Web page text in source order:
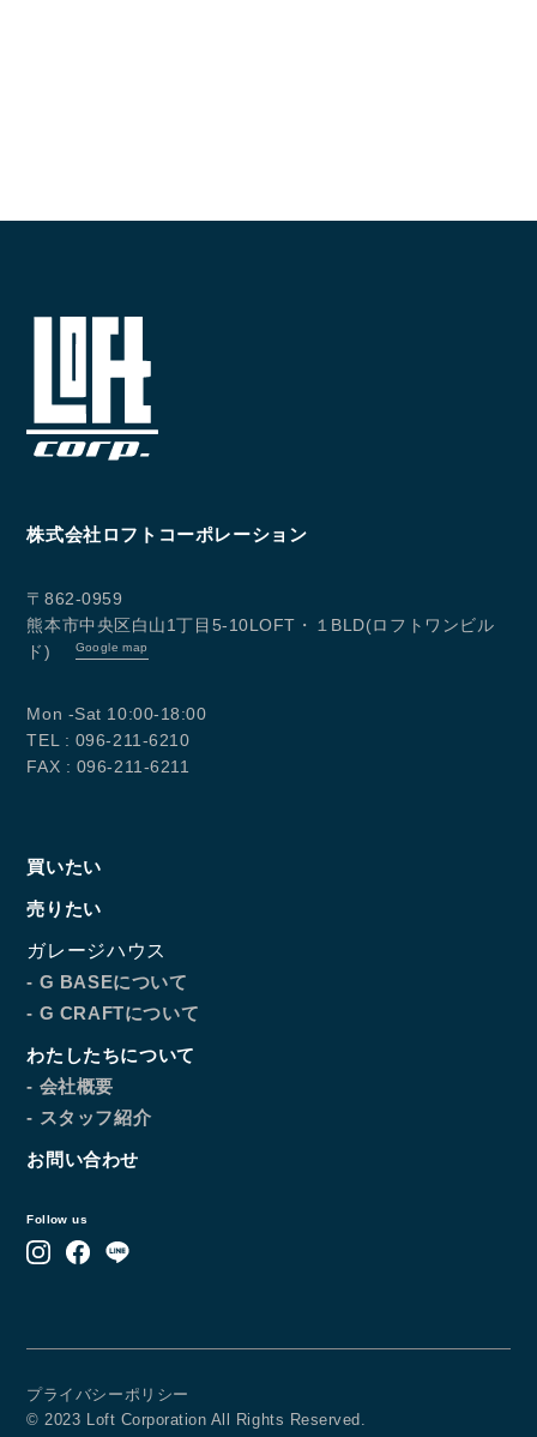
求められた場合
4.法令により開示又は提供が許容されている場合
【個人情報の取り扱いについて】
株式会社ロフトコーポレーション
〒862-0959
熊本市中央区白山1丁目5-10LOFT・１BLD(ロフトワンビル
ド)
Google map
Mon -Sat 10:00-18:00
TEL : 096-211-6210
FAX : 096-211-6211
買いたい
売りたい
ガレージハウス
- G BASEについて
- G CRAFTについて
わたしたちについて
- 会社概要
- スタッフ紹介
お問い合わせ
Follow us
プライバシーポリシー
© 2023 Loft Corporation All Rights Reserved.